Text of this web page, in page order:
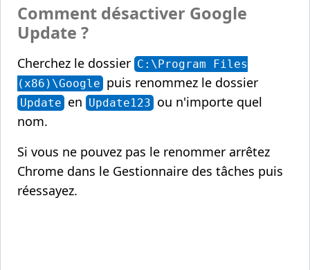
Comment désactiver Google
Update ?
Cherchez le dossier C:\Program Files
(x86)\Google puis renommez le dossier
Update en Update123 ou n'importe quel
nom.
Si vous ne pouvez pas le renommer arrêtez
Chrome dans le Gestionnaire des tâches puis
réessayez.